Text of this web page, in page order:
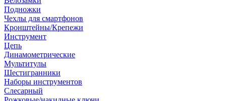
Подножки
Чехлы для смартфонов
Кронштейны/Крепежи
Инструмент
Цепь
Динамометрические
Мультитулы
Шестигранники
Наборы инструментов
Слесарный